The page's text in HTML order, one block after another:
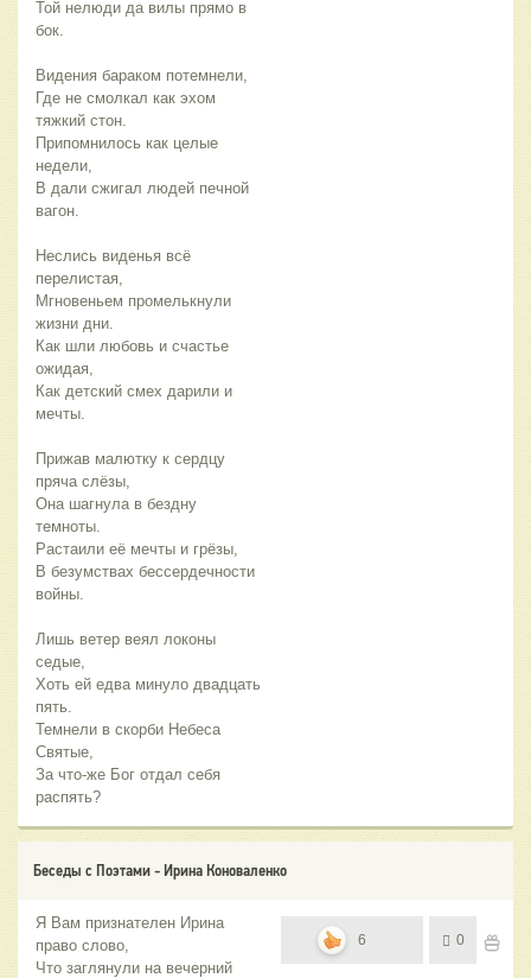
Той нелюди да вилы прямо в
бок.
Видения бараком потемнели,
Где не смолкал как эхом
тяжкий стон.
Припомнилось как целые
недели,
В дали сжигал людей печной
вагон.
Неслись виденья всё
перелистая,
Мгновеньем промелькнули
жизни дни.
Как шли любовь и счастье
ожидая,
Как детский смех дарили и
мечты.
Прижав малютку к сердцу
пряча слёзы,
Она шагнула в бездну
темноты.
Растаили её мечты и грёзы,
В безумствах бессердечности
войны.
Лишь ветер веял локоны
седые,
Хоть ей едва минуло двадцать
пять.
Темнели в скорби Небеса
Святые,
За что-же Бог отдал себя
распять?
Беседы с Поэтами - Ирина Коноваленко
Я Вам признателен Ирина
право слово,
Что заглянули на вечерний
6 0